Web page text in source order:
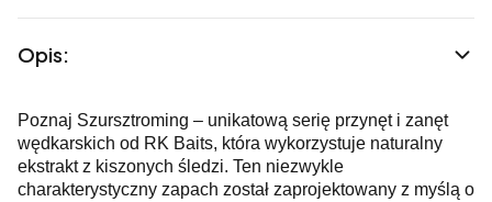
Opis:
Poznaj Szursztroming – unikatową serię przynęt i zanęt
wędkarskich od RK Baits, która wykorzystuje naturalny
ekstrakt z kiszonych śledzi. Ten niezwykle
charakterystyczny zapach został zaprojektowany z myślą o